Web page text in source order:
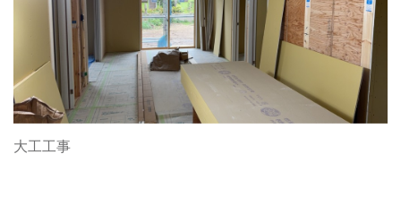
大工工事